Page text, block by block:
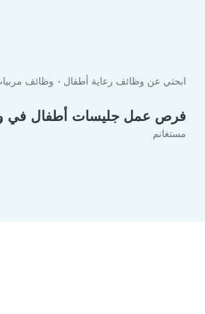
ابحثي عن وظائف رعاية أطفال وظائف
فرص عمل جليسات أطفال في
مستغانم